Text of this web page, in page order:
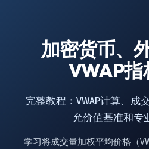
加密货币、
VWAP指
完整教程：VWAP计算、成
允价值基准和专
学习将成交量加权平均价格（